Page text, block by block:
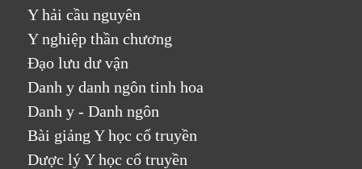
Y hải cầu nguyên
Y nghiệp thần chương
Đạo lưu dư vận
Danh y danh ngôn tinh hoa
Danh y - Danh ngôn
Bài giảng Y học cổ truyền
Dược lý Y học cổ truyền